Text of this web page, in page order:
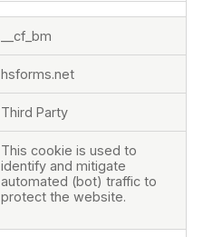
__cf_bm
hsforms.net
Third Party
This cookie is used to
identify and mitigate
automated (bot) traffic to
protect the website.